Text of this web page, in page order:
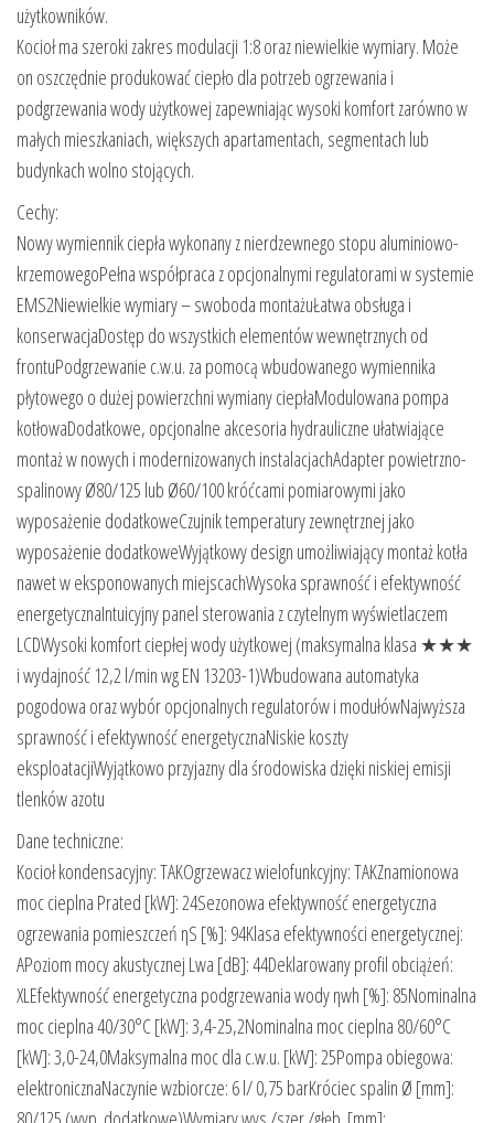
użytkowników.
Kocioł ma szeroki zakres modulacji 1:8 oraz niewielkie wymiary. Może
on oszczędnie produkować ciepło dla potrzeb ogrzewania i
podgrzewania wody użytkowej zapewniając wysoki komfort zarówno w
małych mieszkaniach, większych apartamentach, segmentach lub
budynkach wolno stojących.
Cechy:
Nowy wymiennik ciepła wykonany z nierdzewnego stopu aluminiowo-
krzemowegoPełna współpraca z opcjonalnymi regulatorami w systemie
EMS2Niewielkie wymiary – swoboda montażuŁatwa obsługa i
konserwacjaDostęp do wszystkich elementów wewnętrznych od
frontuPodgrzewanie c.w.u. za pomocą wbudowanego wymiennika
płytowego o dużej powierzchni wymiany ciepłaModulowana pompa
kotłowaDodatkowe, opcjonalne akcesoria hydrauliczne ułatwiające
montaż w nowych i modernizowanych instalacjachAdapter powietrzno-
spalinowy Ø80/125 lub Ø60/100 króćcami pomiarowymi jako
wyposażenie dodatkoweCzujnik temperatury zewnętrznej jako
wyposażenie dodatkoweWyjątkowy design umożliwiający montaż kotła
nawet w eksponowanych miejscachWysoka sprawność i efektywność
energetycznaIntuicyjny panel sterowania z czytelnym wyświetlaczem
LCDWysoki komfort ciepłej wody użytkowej (maksymalna klasa ★★★
i wydajność 12,2 l/min wg EN 13203-1)Wbudowana automatyka
pogodowa oraz wybór opcjonalnych regulatorów i modułówNajwyższa
sprawność i efektywność energetycznaNiskie koszty
eksploatacjiWyjątkowo przyjazny dla środowiska dzięki niskiej emisji
tlenków azotu
Dane techniczne:
Kocioł kondensacyjny: TAKOgrzewacz wielofunkcyjny: TAKZnamionowa
moc cieplna Prated [kW]: 24Sezonowa efektywność energetyczna
ogrzewania pomieszczeń ηS [%]: 94Klasa efektywności energetycznej:
APoziom mocy akustycznej Lwa [dB]: 44Deklarowany profil obciążeń:
XLEfektywność energetyczna podgrzewania wody ηwh [%]: 85Nominalna
moc cieplna 40/30°C [kW]: 3,4-25,2Nominalna moc cieplna 80/60°C
[kW]: 3,0-24,0Maksymalna moc dla c.w.u. [kW]: 25Pompa obiegowa:
elektronicznaNaczynie wzbiorcze: 6 l/ 0,75 barKróciec spalin Ø [mm]: